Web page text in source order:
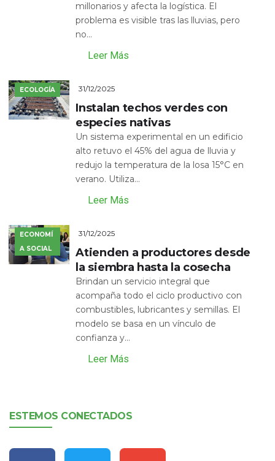
millonarios y afecta la logística. El
problema es visible tras las lluvias, pero
no...
Leer Más
ECOLOGÍA 31/12/2025
Instalan techos verdes con
especies nativas
Un sistema experimental en un edificio
alto retuvo el 45% del agua de lluvia y
redujo la temperatura de la losa 15°C en
verano. Utiliza...
Leer Más
ECONOMÍ
A SOCIAL
31/12/2025
Atienden a productores desde
la siembra hasta la cosecha
Brindan un servicio integral que
acompaña todo el ciclo productivo con
combustibles, lubricantes y semillas. El
modelo se basa en un vínculo de
confianza y...
Leer Más
ESTEMOS CONECTADOS